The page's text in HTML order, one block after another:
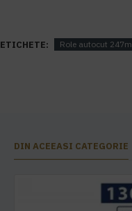
ETICHETE: Role autocut 247m
DIN ACEEASI CATEGORIE